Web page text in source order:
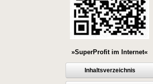
»SuperProfit im Internet«
Inhaltsverzeichnis